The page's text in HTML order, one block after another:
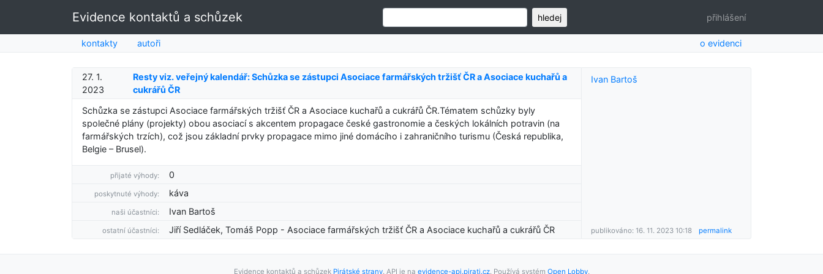
Evidence kontaktů a schůzek hledej přihlášení
kontakty autoři o evidenci
27. 1.
2023
Resty viz. veřejný kalendář: Schůzka se zástupci Asociace farmářských tržišť ČR a Asociace kuchařů a
cukrářů ČR
Schůzka se zástupci Asociace farmářských tržišť ČR a Asociace kuchařů a cukrářů ČR.Tématem schůzky byly
společné plány (projekty) obou asociací s akcentem propagace české gastronomie a českých lokálních potravin (na
farmářských trzích), což jsou základní prvky propagace mimo jiné domácího i zahraničního turismu (Česká republika,
Belgie – Brusel).
přijaté výhody: 0
poskytnuté výhody: káva
naši účastníci: Ivan Bartoš
ostatní účastníci: Jiří Sedláček, Tomáš Popp - Asociace farmářských tržišť ČR a Asociace kuchařů a cukrářů ČR
Ivan Bartoš
publikováno: 16. 11. 2023 10:18 permalink
Evidence kontaktů a schůzek Pirátské strany. API je na evidence-api.pirati.cz. Používá systém Open Lobby.